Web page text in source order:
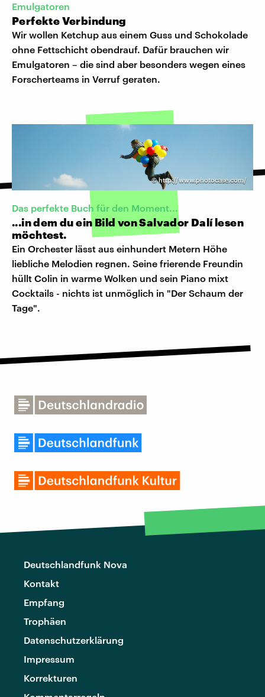
Emulgatoren
Perfekte Verbindung
Wir wollen Ketchup aus einem Guss und Schokolade
ohne Fettschicht obendrauf. Dafür brauchen wir
Emulgatoren – die sind aber besonders wegen eines
Forscherteams in Verruf geraten.
©http://www.photocase.com/
Das perfekte Buch für den Moment...
...in dem du ein Bild von Salvador Dalí lesen
möchtest.
Ein Orchester lässt aus einhundert Metern Höhe
liebliche Melodien regnen. Seine frierende Freundin
hüllt Colin in warme Wolken und sein Piano mixt
Cocktails - nichts ist unmöglich in "Der Schaum der
Tage".
Deutschlandfunk Nova
Kontakt
Empfang
Trophäen
Datenschutzerklärung
Impressum
Korrekturen